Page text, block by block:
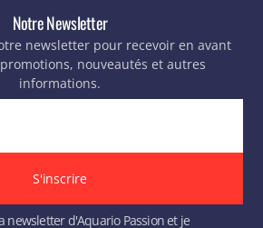
Notre Newsletter
newsletter pour recevoir en avant
nouveautés et autres
informations.
newsletter d'Aquario Passion et je
S'inscrire